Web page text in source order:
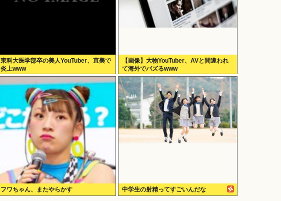
東科大医学部卒の美人YouTuber、直美で
炎上www
【画像】大物YouTuber、AVと間違われ
て海外でバズるwww
フワちゃん、またやらかす 中学生の射精ってすごいんだな